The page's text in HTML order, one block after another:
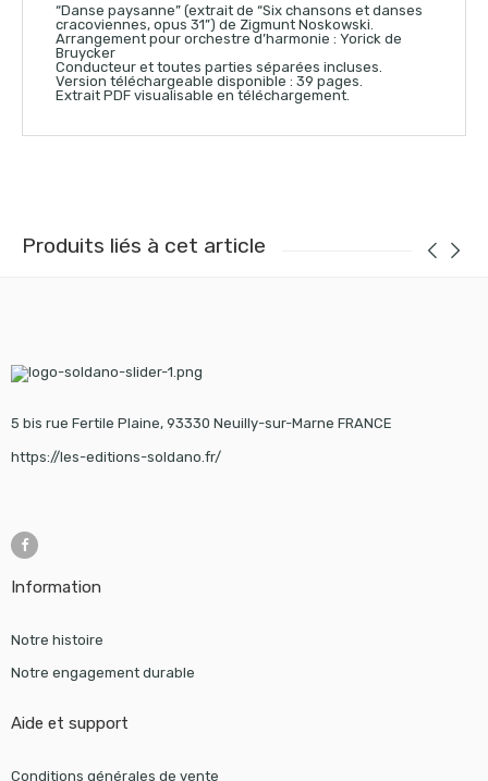
“Danse paysanne” (extrait de “Six chansons et danses
cracoviennes, opus 31”) de Zigmunt Noskowski.
Arrangement pour orchestre d’harmonie : Yorick de
Bruycker
Conducteur et toutes parties séparées incluses.
Version téléchargeable disponible : 39 pages.
Extrait PDF visualisable en téléchargement.
Produits liés à cet article
5 bis rue Fertile Plaine, 93330 Neuilly-sur-Marne FRANCE
https://les-editions-soldano.fr/
Information
Notre histoire
Notre engagement durable
Aide et support
Conditions générales de vente